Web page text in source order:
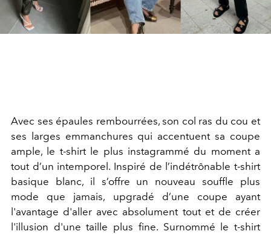
Avec ses épaules rembourrées, son col ras du cou et
ses larges emmanchures qui accentuent sa coupe
ample, le t-shirt le plus instagrammé du moment a
tout d’un intemporel. Inspiré de l’indétrônable t-shirt
basique blanc, il s’offre un nouveau souffle plus
mode que jamais, upgradé d’une coupe ayant
l'avantage d'aller avec absolument tout et de créer
l'illusion d'une taille plus fine. Surnommé le t-shirt